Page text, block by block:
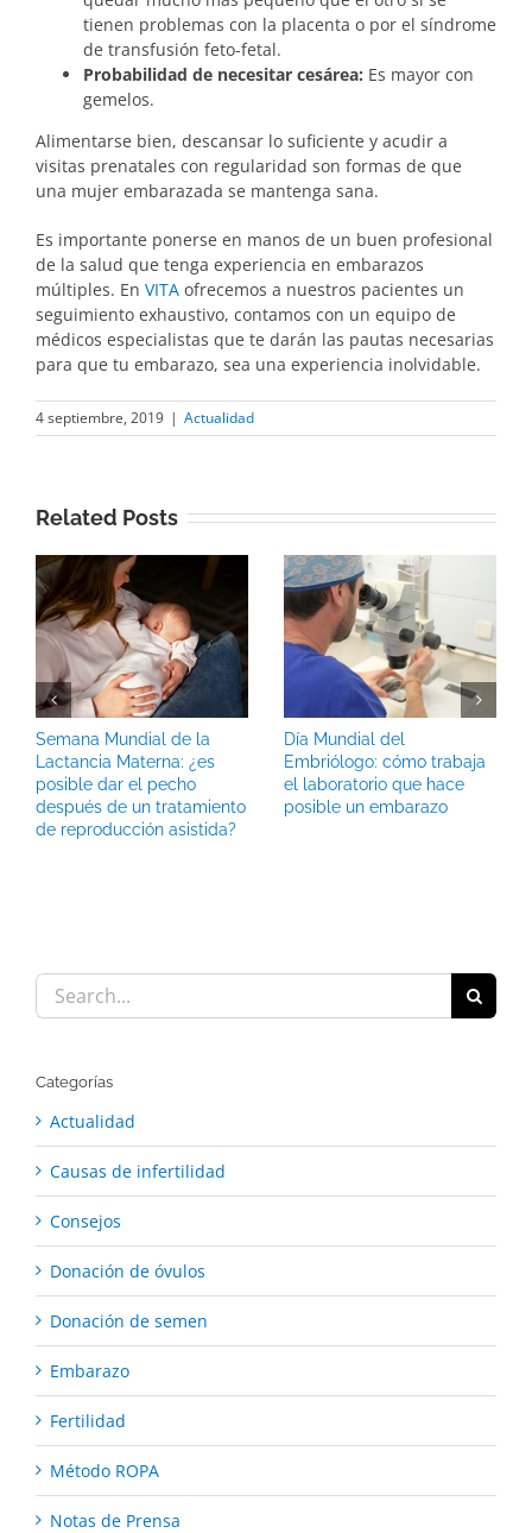
tienen problemas con la placenta o por el síndrome
de transfusión feto-fetal.
Probabilidad de necesitar cesárea: Es mayor con
gemelos.
Alimentarse bien, descansar lo suficiente y acudir a
visitas prenatales con regularidad son formas de que
una mujer embarazada se mantenga sana.
Es importante ponerse en manos de un buen profesional
de la salud que tenga experiencia en embarazos
múltiples. En VITA ofrecemos a nuestros pacientes un
seguimiento exhaustivo, contamos con un equipo de
médicos especialistas que te darán las pautas necesarias
para que tu embarazo, sea una experiencia inolvidable.
4 septiembre, 2019 | Actualidad
Related Posts
Semana Mundial de la
Lactancia Materna: ¿es
posible dar el pecho
después de un tratamiento
de reproducción asistida?
Día Mundial del
Embriólogo: cómo trabaja
el laboratorio que hace
posible un embarazo
Search
for:
Categorías
Actualidad
Causas de infertilidad
Consejos
Donación de óvulos
Donación de semen
Embarazo
Fertilidad
Método ROPA
Notas de Prensa